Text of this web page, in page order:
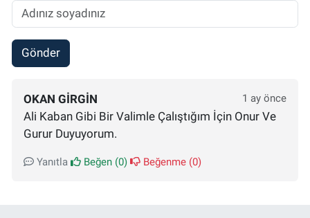
Gönder
OKAN GIRGIN 1 ay önce
Ali Kaban Gibi Bir Valimle Çalıştığım İçin Onur Ve
Gurur Duyuyorum.
Yanıtla Beğen (0) Beğenme (0)